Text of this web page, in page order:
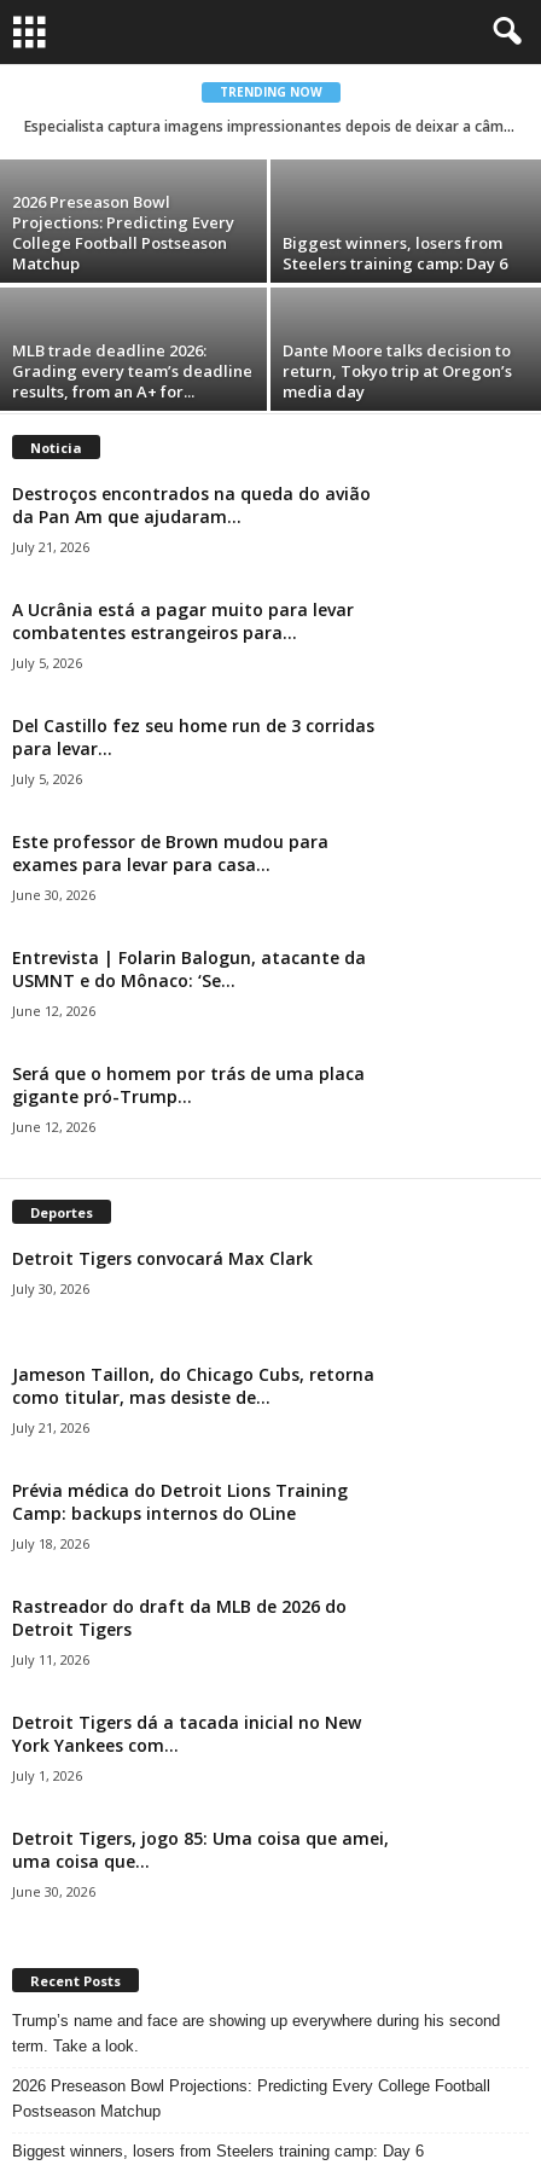
TRENDING NOW
Especialista captura imagens impressionantes depois de deixar a câmera em uma caverna nos EUA por 10 anos: ‘Isso é além de incrível’
Trump’s name and face are showing up
everywhere during his second term. Take a
Rodrigo Ferreira Lima - August 6, 2026
2026 Preseason Bowl
Projections: Predicting Every
College Football Postseason
Matchup
Biggest winners, losers from
Steelers training camp: Day 6
MLB trade deadline 2026:
Grading every team’s deadline
results, from an A+ for...
Dante Moore talks decision to
return, Tokyo trip at Oregon’s
media day
Noticia
Destroços encontrados na queda do avião
da Pan Am que ajudaram...
July 21, 2026
A Ucrânia está a pagar muito para levar
combatentes estrangeiros para...
July 5, 2026
Del Castillo fez seu home run de 3 corridas
para levar...
July 5, 2026
Este professor de Brown mudou para
exames para levar para casa...
June 30, 2026
Entrevista | Folarin Balogun, atacante da
USMNT e do Mônaco: ‘Se...
June 12, 2026
Será que o homem por trás de uma placa
gigante pró-Trump...
June 12, 2026
Deportes
Detroit Tigers convocará Max Clark
July 30, 2026
Jameson Taillon, do Chicago Cubs, retorna
como titular, mas desiste de...
July 21, 2026
Prévia médica do Detroit Lions Training
Camp: backups internos do OLine
July 18, 2026
Rastreador do draft da MLB de 2026 do
Detroit Tigers
July 11, 2026
Detroit Tigers dá a tacada inicial no New
York Yankees com...
July 1, 2026
Detroit Tigers, jogo 85: Uma coisa que amei,
uma coisa que...
June 30, 2026
Recent Posts
Trump’s name and face are showing up everywhere during his second
term. Take a look.
2026 Preseason Bowl Projections: Predicting Every College Football
Postseason Matchup
Biggest winners, losers from Steelers training camp: Day 6